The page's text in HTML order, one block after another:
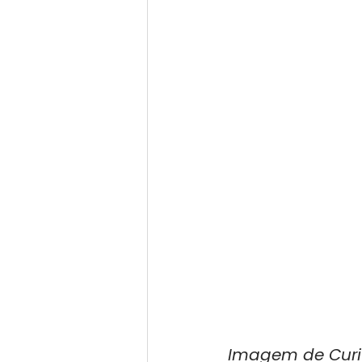
Imagem de